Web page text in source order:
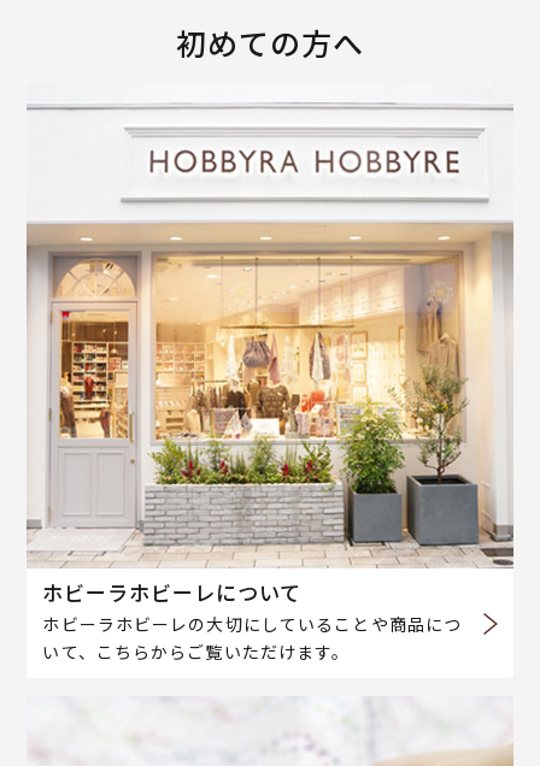
初めての方へ
ホビーラホビーレについて
ホビーラホビーレの大切にしていることや商品につ
いて、こちらからご覧いただけます。